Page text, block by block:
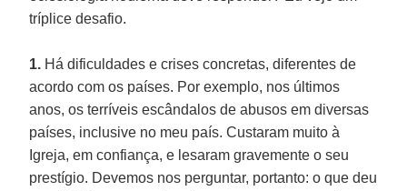
tríplice desafio.
1. Há dificuldades e crises concretas, diferentes de
acordo com os países. Por exemplo, nos últimos
anos, os terríveis escândalos de abusos em diversas
países, inclusive no meu país. Custaram muito à
Igreja, em confiança, e lesaram gravemente o seu
prestígio. Devemos nos perguntar, portanto: o que deu